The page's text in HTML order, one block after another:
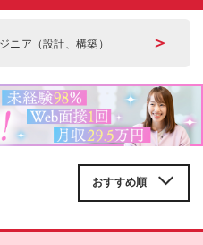
ニア（設計、構築） ＞